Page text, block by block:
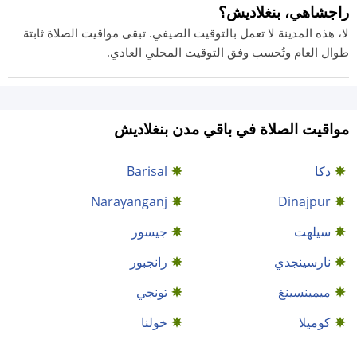
راجشاهي، بنغلاديش؟
لا، هذه المدينة لا تعمل بالتوقيت الصيفي. تبقى مواقيت الصلاة ثابتة
طوال العام وتُحسب وفق التوقيت المحلي العادي.
مواقيت الصلاة في باقي مدن بنغلاديش
دكا
Barisal
Dinajpur
Narayanganj
سيلهت
جيسور
نارسينجدي
رانجبور
ميمينسينغ
تونجي
كوميلا
خولنا